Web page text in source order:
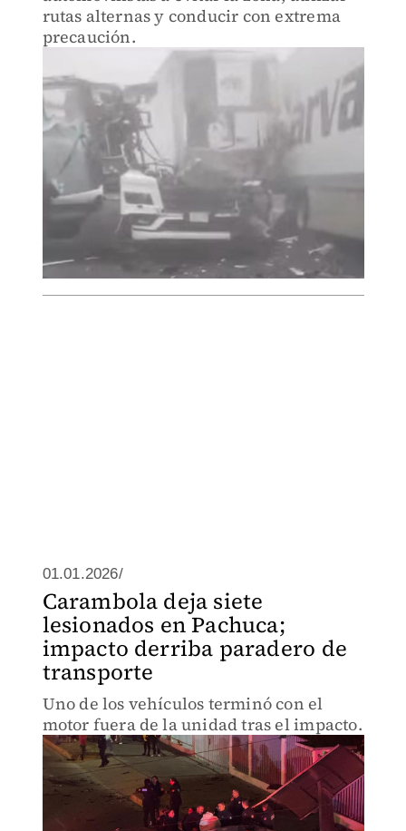
rutas alternas y conducir con extrema
precaución.
01.01.2026/
Carambola deja siete
lesionados en Pachuca;
impacto derriba paradero de
transporte
Uno de los vehículos terminó con el
motor fuera de la unidad tras el impacto.